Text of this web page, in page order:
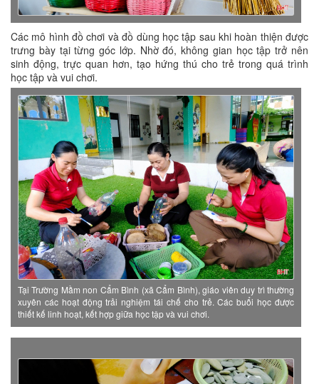
Các mô hình đồ chơi và đồ dùng học tập sau khi hoàn thiện được
trưng bày tại từng góc lớp. Nhờ đó, không gian học tập trở nên
sinh động, trực quan hơn, tạo hứng thú cho trẻ trong quá trình
học tập và vui chơi.
Tại Trường Mầm non Cẩm Bình (xã Cẩm Bình), giáo viên duy trì thường
xuyên các hoạt động trải nghiệm tái chế cho trẻ. Các buổi học được
thiết kế linh hoạt, kết hợp giữa học tập và vui chơi.